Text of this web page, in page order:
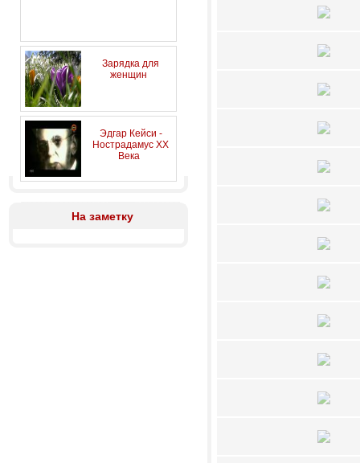
Зарядка для
женщин
Эдгар Кейси -
Нострадамус XX
Века
На заметку